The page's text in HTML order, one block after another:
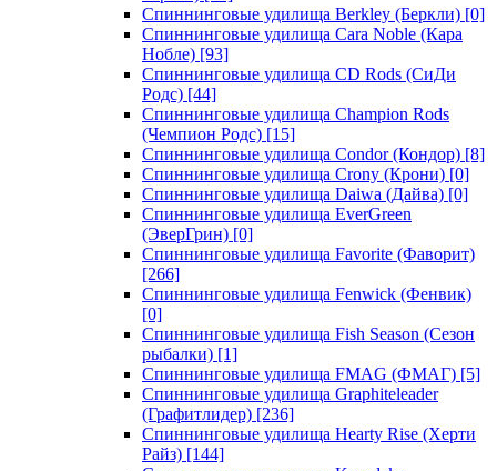
Спиннинговые удилища Berkley (Беркли) [0]
Спиннинговые удилища Cara Noble (Кара
Нобле) [93]
Спиннинговые удилища CD Rods (СиДи
Родс) [44]
Спиннинговые удилища Champion Rods
(Чемпион Родс) [15]
Спиннинговые удилища Condor (Кондор) [8]
Спиннинговые удилища Crony (Крони) [0]
Спиннинговые удилища Daiwa (Дайва) [0]
Спиннинговые удилища EverGreen
(ЭверГрин) [0]
Спиннинговые удилища Favorite (Фаворит)
[266]
Спиннинговые удилища Fenwick (Фенвик)
[0]
Спиннинговые удилища Fish Season (Сезон
рыбалки) [1]
Спиннинговые удилища FMAG (ФМАГ) [5]
Спиннинговые удилища Graphiteleader
(Графитлидер) [236]
Спиннинговые удилища Hearty Rise (Херти
Райз) [144]